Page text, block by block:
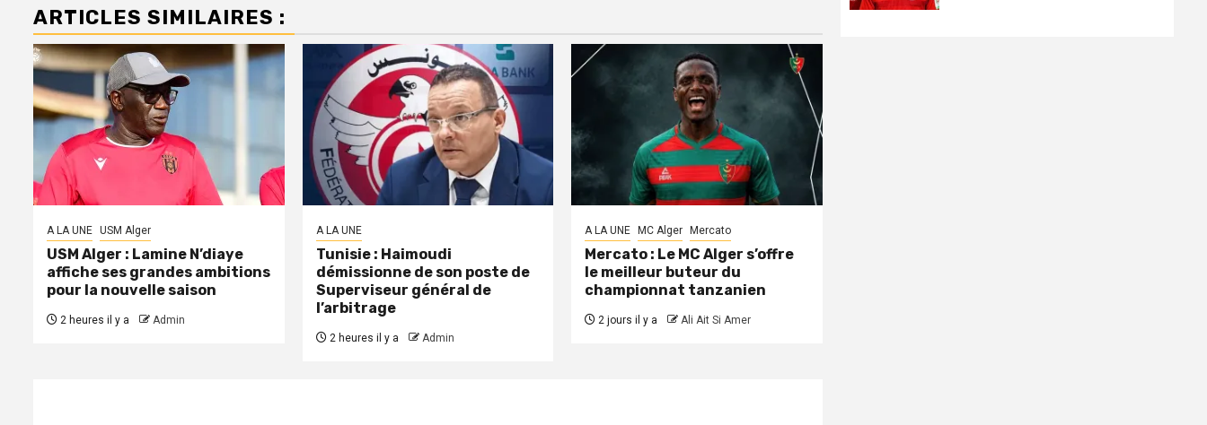
ARTICLES SIMILAIRES :
A LA UNE USM Alger
USM Alger : Lamine N’diaye
affiche ses grandes ambitions
pour la nouvelle saison
2 heures il y a Admin
A LA UNE
Tunisie : Haimoudi
démissionne de son poste de
Superviseur général de
l’arbitrage
2 heures il y a Admin
A LA UNE MC Alger Mercato
Mercato : Le MC Alger s’offre
le meilleur buteur du
championnat tanzanien
2 jours il y a Ali Ait Si Amer